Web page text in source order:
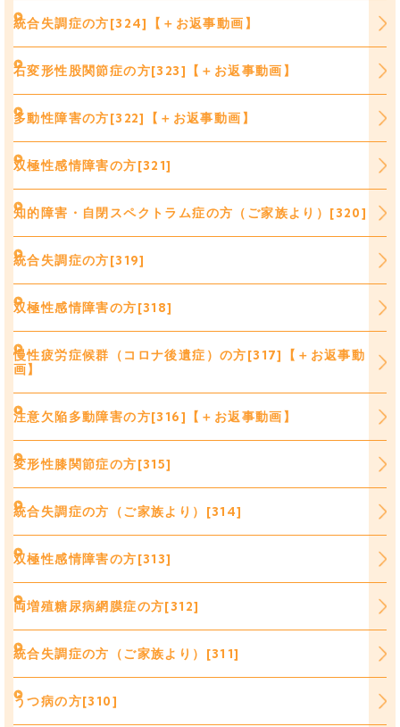
統合失調症の方[324]【＋お返事動画】
右変形性股関節症の方[323]【＋お返事動画】
多動性障害の方[322]【＋お返事動画】
双極性感情障害の方[321]
知的障害・自閉スペクトラム症の方（ご家族より）[320]
統合失調症の方[319]
双極性感情障害の方[318]
慢性疲労症候群（コロナ後遺症）の方[317]【＋お返事動
画】
注意欠陥多動障害の方[316]【＋お返事動画】
変形性膝関節症の方[315]
統合失調症の方（ご家族より）[314]
双極性感情障害の方[313]
両増殖糖尿病網膜症の方[312]
統合失調症の方（ご家族より）[311]
うつ病の方[310]